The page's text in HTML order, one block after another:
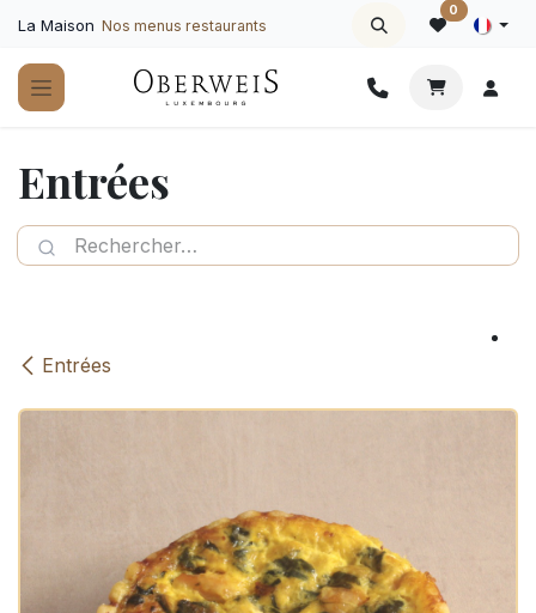
La Maison Nos menus restaurants
0
Entrées
Entrées